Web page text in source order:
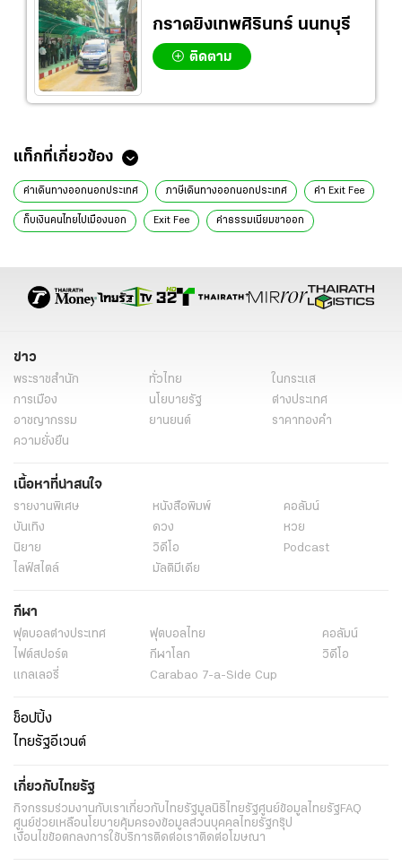
กราดยิงเทพศิรินทร์ นนทบุรี
ติดตาม
ข่าวที่เกี่ยวข้อง
"พิพัฒน์" จี้ ทอท. ขึ้นค่าบริการผู้โดยสารขาออก ต้องคุ้มค่า เร่งดันไทยสู่ฮับ
การบิน
เปิดลายแทง 5 เมืองรองน่าเที่ยว รับส่วนลดที่พัก 50 เปอร์เซ็นต์ในโครงการ
เที่ยวไทยคนละครึ่ง ย้ำเปิดให้ประชาชนลงทะเบียน 1 ก.ค. 2568 จำกัด 5
แสนสิทธิ
"เที่ยวไทยคนละครึ่ง" เตรียมเปิดให้ประชาชนลงทะเบียนเข้าร่วมโครงการ
แล้ว
แท็กที่เกี่ยวข้อง
ค่าเดินทางออกนอกประเทศ ภาษีเดินทางออกนอกประเทศ ค่า Exit Fee
Exit Fee ค่าธรรมเนียมขาออก
เที่ยวคนละครึ่ง รมว.ท่องเที่ยวและกีฬา
ข่าวด่วน ข่าวเด่น เรื่องเด่น ข่าววันนี้
ข่าวไทยรัฐ ไทยรัฐออนไลน์ ข่าวนโยบายรัฐ ข่าวนโยบายรัฐบาล
ข่าว
การเมือง
อาชญากรรม
เนื้อหาที่น่าสนใจ
รายงานพิเศษ หนังสือพิมพ์
คอลัมน์